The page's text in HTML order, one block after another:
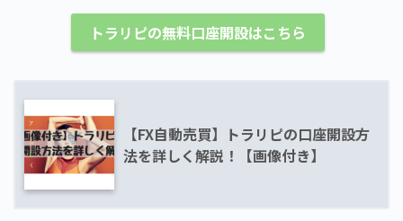
トラリピの無料口座開設はこちら
【FX自動売買】トラリピの口座開設方
法を詳しく解説！【画像付き】